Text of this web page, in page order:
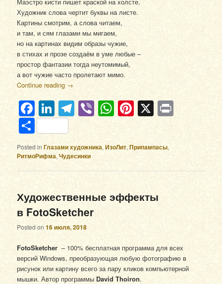
Художник слова чертит буквы на листе.
Картины смотрим, а слова читаем,
и там, и сям глазами мы мигаем,
но на картинах видим образы чужие,
в стихах и прозе создаём в уме любые –
простор фантазии тогда неутомимый,
а вот чужие часто пролетают мимо.
Continue reading →
Facebook
LinkedIn
Telegram
ViberWhatsApp
Pinterest
X
Отправить
Posted in Глазами художника,ИзоЛит,Припампасы,
РитмоРифма,Чудесинки
Художественные эффекты
в FotoSketcher
Posted on16 июля, 2018
FotoSketcher – 100% бесплатная программа для всех
версий Windows, преобразующая любую фотографию в
рисунок или картину всего за пару кликов компьютерной
мышки. Автор программы David Thoiron.